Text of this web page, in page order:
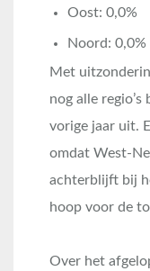
Oost: 0,0%
Noord: 0,0%
Met
nog alle
vorige jaar uit.
omdat West-
achterblijft bij
hoop voor de
Over het